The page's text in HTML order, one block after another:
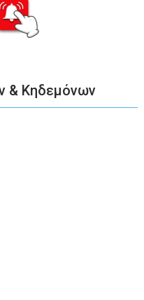
& Κηδεμόνων